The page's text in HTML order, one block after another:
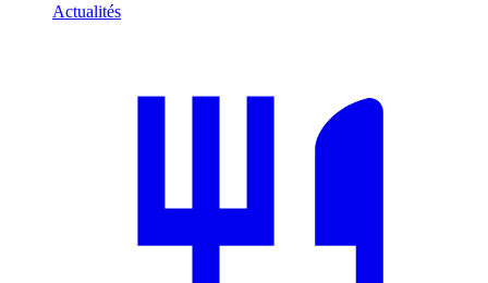
Actualités